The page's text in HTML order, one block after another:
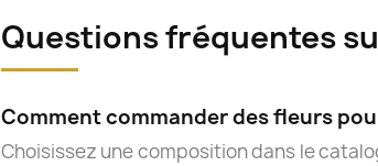
Questions fréquentes
Comment commander des fleurs
Choisissez une composition dans le